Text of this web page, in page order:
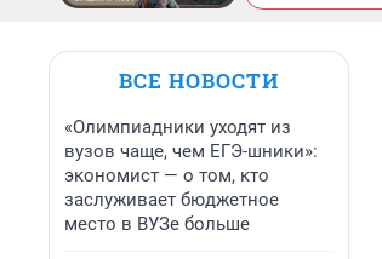
ВСЕ НОВОСТИ
«Олимпиадники уходят из
вузов чаще, чем ЕГЭ-шники»:
экономист — о том, кто
заслуживает бюджетное
место в ВУЗе больше